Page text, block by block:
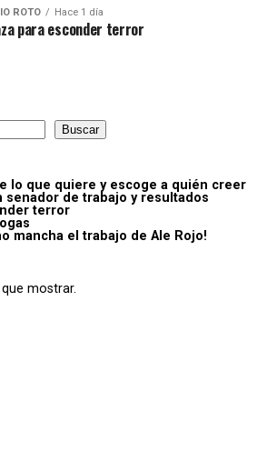
ROTO Hace 1 día
para esconder terror
Buscar
lo que quiere y escoge a quién creer
senador de trabajo y resultados
terror
mancha el trabajo de Ale Rojo!
mostrar.